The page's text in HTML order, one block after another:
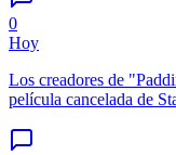
0
Hoy
Los creadores de
película cancelada de